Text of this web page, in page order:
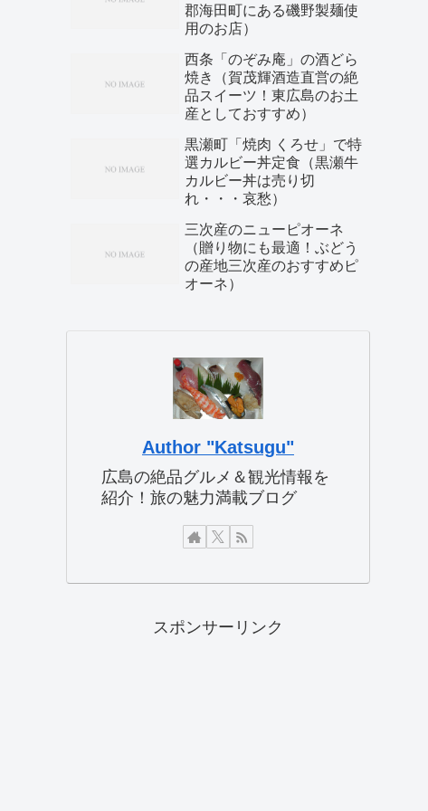
郡海田町にある磯野製麺使
用のお店）
西条「のぞみ庵」の酒どら
焼き（賀茂輝酒造直営の絶
品スイーツ！東広島のお土
産としておすすめ）
黒瀬町「焼肉 くろせ」で特
選カルビー丼定食（黒瀬牛
カルビー丼は売り切
れ・・・哀愁）
三次産のニューピオーネ
（贈り物にも最適！ぶどう
の産地三次産のおすすめピ
オーネ）
Author "Katsugu"
広島の絶品グルメ＆観光情報を
紹介！旅の魅力満載ブログ
スポンサーリンク